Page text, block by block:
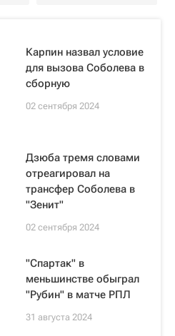
Карпин назвал условие
для вызова Соболева в
сборную
02 сентября 2024
Дзюба тремя словами
отреагировал на
трансфер Соболева в
"Зенит"
02 сентября 2024
"Спартак" в
меньшинстве обыграл
"Рубин" в матче РПЛ
31 августа 2024